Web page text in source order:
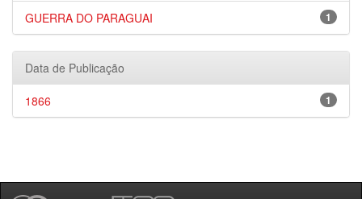
1
GUERRA DO PARAGUAI
Data de Publicação
1
1866